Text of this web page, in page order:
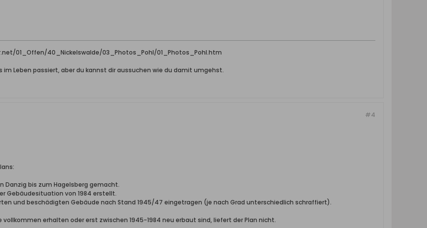
01_Offen/40_Nickelswalde/03_Photos_Pohl/01_Photos_Pohl.htm
im Leben passiert, aber du kannst dir aussuchen wie du damit umgehst.
#4
Danzig bis zum Hagelsberg gemacht.
Gebäudesituation von 1984 erstellt.
und beschädigten Gebäude nach Stand 1945/47 eingetragen (je nach Grad unterschiedlich schraffiert).
vollkommen erhalten oder erst zwischen 1945-1984 neu erbaut sind, liefert der Plan nicht.